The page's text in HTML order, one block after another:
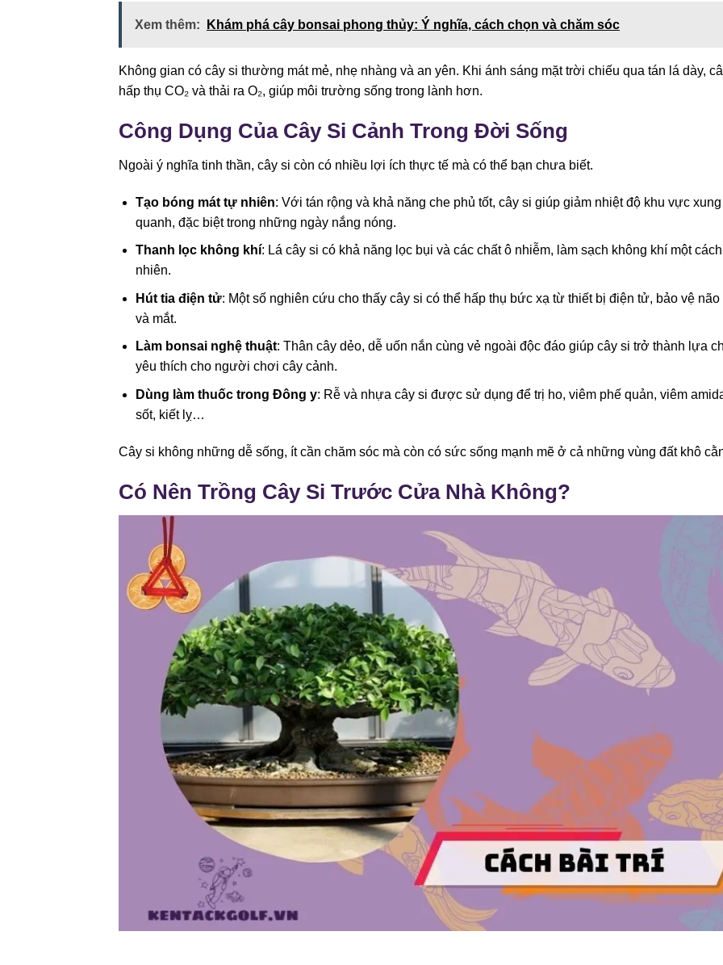
Xem thêm: Khám phá cây bonsai phong thủy: Ý nghĩa, cách chọn và chăm sóc
Không gian có cây si thường mát mẻ, nhẹ nhàng và an yên. Khi ánh sáng mặt trời chiếu qua tán lá dày,
hấp thụ CO₂ và thải ra O₂, giúp môi trường sống trong lành hơn.
Công Dụng Của Cây Si Cảnh Trong Đời Sống
Ngoài ý nghĩa tinh thần, cây si còn có nhiều lợi ích thực tế mà có thể bạn chưa biết.
Tạo bóng mát tự nhiên: Với tán rộng và khả năng che phủ tốt, cây si giúp giảm nhiệt độ khu vực xung
quanh, đặc biệt trong những ngày nắng nóng.
Thanh lọc không khí: Lá cây si có khả năng lọc bụi và các chất ô nhiễm, làm sạch không khí một
nhiên.
Hút tia điện tử: Một số nghiên cứu cho thấy cây si có thể hấp thụ bức xạ từ thiết bị điện tử, bảo vệ não
và mắt.
Làm bonsai nghệ thuật: Thân cây dẻo, dễ uốn nắn cùng vẻ ngoài độc đáo giúp cây si trở thành lựa
yêu thích cho người chơi cây cảnh.
Dùng làm thuốc trong Đông y: Rễ và nhựa cây si được sử dụng để trị ho, viêm phế quản, viêm
sốt, kiết lỵ…
Cây si không những dễ sống, ít cần chăm sóc mà còn có sức sống mạnh mẽ ở cả những vùng đất khô
Có Nên Trồng Cây Si Trước Cửa Nhà Không?